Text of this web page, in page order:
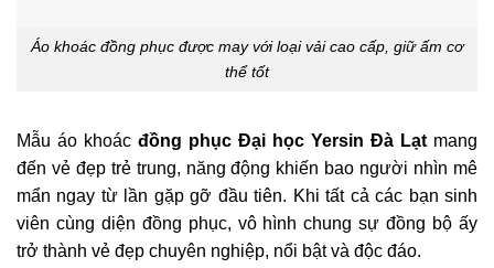
Áo khoác đồng phục được may với loại vải cao cấp, giữ ấm cơ
thể tốt
Mẫu áo khoác đồng phục Đại học Yersin Đà Lạt mang
đến vẻ đẹp trẻ trung, năng động khiến bao người nhìn mê
mẩn ngay từ lần gặp gỡ đầu tiên. Khi tất cả các bạn sinh
viên cùng diện đồng phục, vô hình chung sự đồng bộ ấy
trở thành vẻ đẹp chuyên nghiệp, nổi bật và độc đáo.